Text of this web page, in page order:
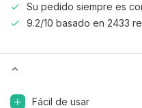
Su pedido siempre es
9.2/10 basado en 2433
Fácil de usar